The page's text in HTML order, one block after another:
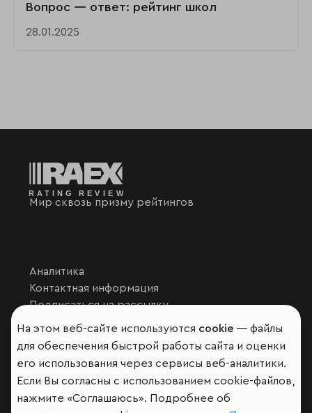
Вопрос — ответ: рейтинг школ
28.01.2025
Мир сквозь призму рейтингов
Аналитика
Контактная информация
Подписаться на рассылку
Обратная связь
Участники рэнкингов
Мы в социальных сетях и мессенджерах
VK
RAEX Образование – Telegram,Max
На этом веб-сайте используются cookie — файлы
для обеспечения быстрой работы сайта и оценки
его использования через сервисы веб-аналитики.
Если Вы согласны с использованием cookie-файлов,
нажмите «Соглашаюсь». Подробнее об